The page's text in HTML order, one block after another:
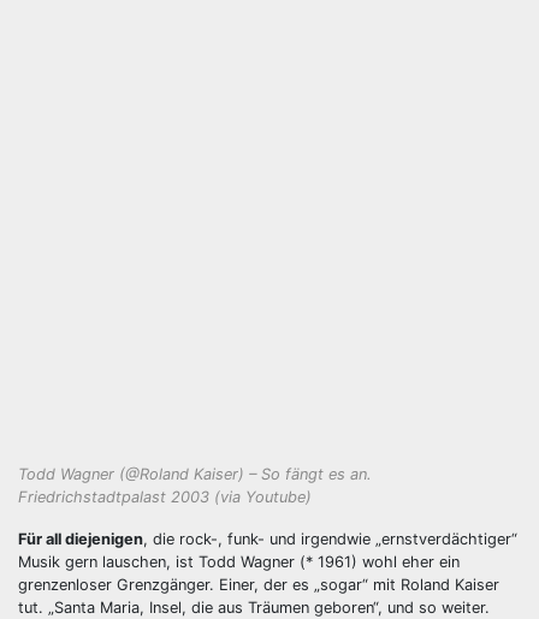
Todd Wagner (@Roland Kaiser) – So fängt es an.
Friedrichstadtpalast 2003 (via Youtube)
Für all diejenigen, die rock-, funk- und irgendwie „ernstverdächtiger“
Musik gern lauschen, ist Todd Wagner (* 1961) wohl eher ein
grenzenloser Grenzgänger. Einer, der es „sogar“ mit Roland Kaiser
tut. „Santa Maria, Insel, die aus Träumen geboren“, und so weiter.